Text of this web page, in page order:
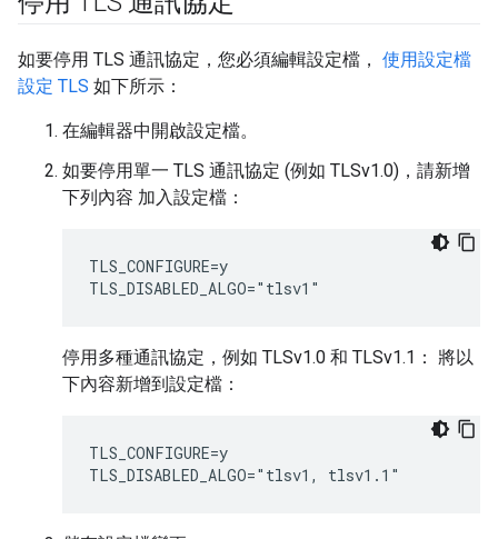
如要停用 TLS 通訊協定，您必須編輯設定檔， 使用設定檔
設定 TLS 如下所示：
在編輯器中開啟設定檔。
如要停用單一 TLS 通訊協定 (例如 TLSv1.0)，請新增
下列內容 加入設定檔：
TLS_CONFIGURE=y
TLS_DISABLED_ALGO="tlsv1"
停用多種通訊協定，例如 TLSv1.0 和 TLSv1.1： 將以
下內容新增到設定檔：
TLS_CONFIGURE=y
TLS_DISABLED_ALGO="tlsv1, tlsv1.1"